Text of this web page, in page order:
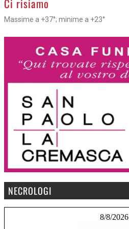
Ci risiamo
Massime a +37°; minime a +23°
NECROLOGI
8/8/2026